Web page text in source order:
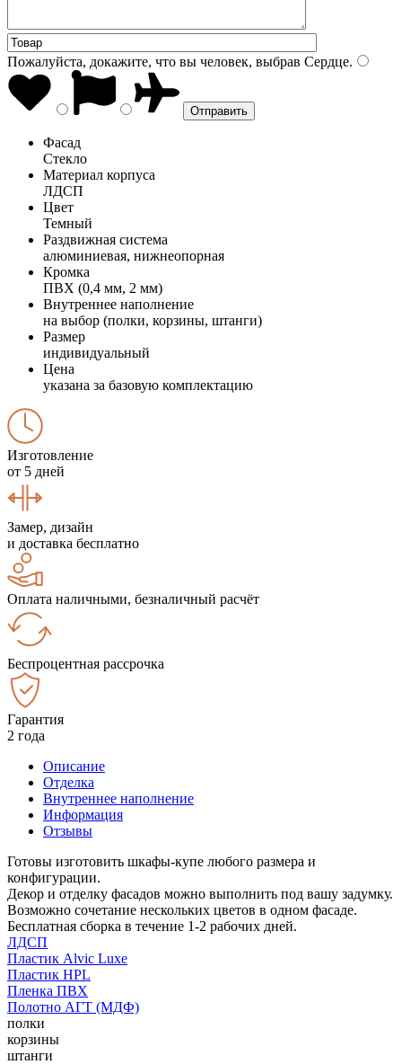
Пожалуйста, докажите, что вы человек, выбрав Сердце.
Фасад
Стекло
Материал корпуса
ЛДСП
Цвет
Темный
Раздвижная система
алюминиевая, нижнеопорная
Кромка
ПВХ (0,4 мм, 2 мм)
Внутреннее наполнение
на выбор (полки, корзины, штанги)
Размер
индивидуальный
Цена
указана за базовую комплектацию
Изготовление
от 5 дней
Замер, дизайн
и доставка бесплатно
Оплата наличными, безналичный расчёт
Беспроцентная рассрочка
Гарантия
2 года
Описание
Отделка
Внутреннее наполнение
Информация
Отзывы
Готовы изготовить шкафы-купе любого размера и
конфигурации.
Декор и отделку фасадов можно выполнить под вашу задумку.
Возможно сочетание нескольких цветов в одном фасаде.
Бесплатная сборка в течение 1-2 рабочих дней.
ЛДСП
Пластик Alvic Luxe
Пластик HPL
Пленка ПВХ
Полотно АГТ (МДФ)
полки
корзины
штанги